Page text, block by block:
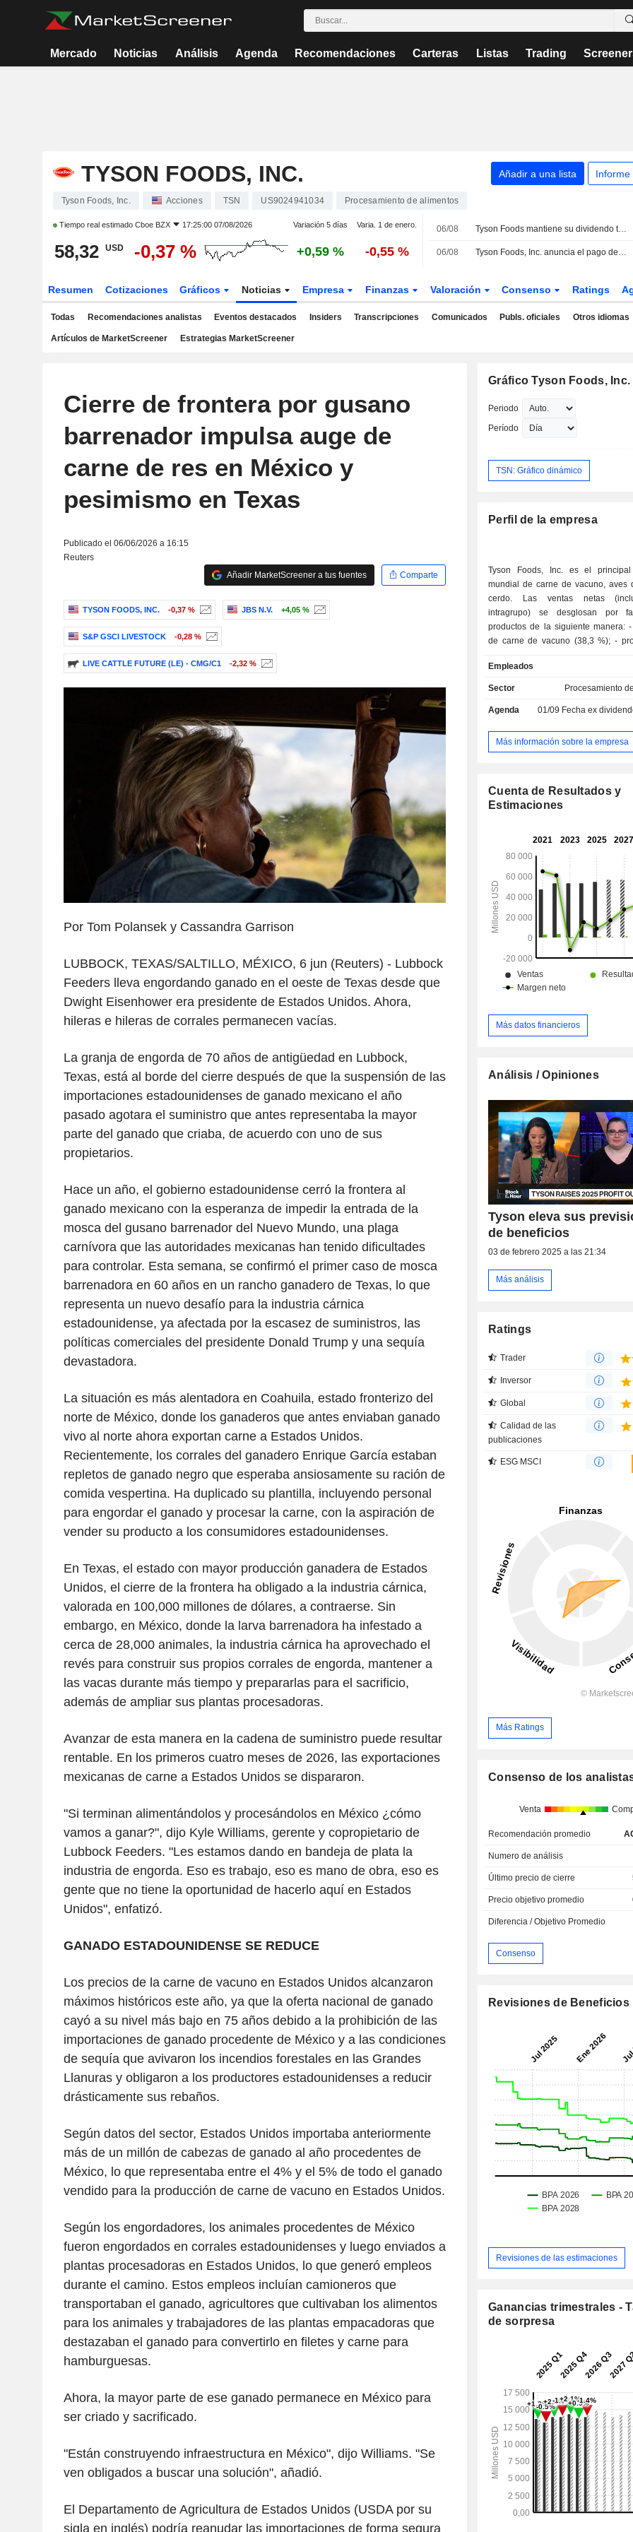
Mercado Noticias Análisis Agenda Recomendaciones Carteras Listas Trading
TYSON FOODS, INC. Añadir a una lista Informe
Tyson Foods, Inc. Acciones TSN US9024941034 Procesamiento de alimentos
Tiempo real estimado Cboe BZX 17:25:00 07/08/2026 Variación 5 días Varia. 1 de enero.
58,32 USD -0,37 % +0,59 % -0,55 %
06/08 Tyson Foods mantiene su dividendo trimestral en 0,51 USD por accion de clase A, pagadero el 15 de diciembre
06/08 Tyson Foods, Inc. anuncia el pago de dividendos trimestrales para sus acciones de Clase A y Clase B el 15 de diciembre de 2026
Resumen Cotizaciones Gráficos Noticias Empresa Finanzas Valoración Consenso Ratings
Todas Recomendaciones analistas Eventos destacados Insiders Transcripciones Comunicados Publs. oficiales Otros idiomas
Artículos de MarketScreener Estrategias MarketScreener
Cierre de frontera por gusano
barrenador impulsa auge de
carne de res en México y
pesimismo en Texas
Publicado el 06/06/2026 a 16:15
Reuters
Añadir MarketScreener a tus fuentes
Comparte
TYSON FOODS, INC. -0,37 % JBS N.V. +4,05 %
S&P GSCI LIVESTOCK -0,28 %
LIVE CATTLE FUTURE (LE) - CMG/C1 -2,32 %
Por Tom Polansek y Cassandra Garrison
LUBBOCK, TEXAS/SALTILLO, MÉXICO, 6 jun (Reuters) - Lubbock
Feeders lleva engordando ganado en el oeste de Texas desde que
Dwight Eisenhower era presidente de Estados Unidos. Ahora,
hileras e hileras de corrales permanecen vacías.
La granja de engorda de 70 años de antigüedad en Lubbock,
Texas, está al borde del cierre después de que la suspensión de las
importaciones estadounidenses de ganado mexicano el año
pasado agotara el suministro que antes representaba la mayor
parte del ganado que criaba, de acuerdo con uno de sus
propietarios.
Hace un año, el gobierno estadounidense cerró la frontera al
ganado mexicano con la esperanza de impedir la entrada de la
mosca del gusano barrenador del Nuevo Mundo, una plaga
carnívora que las autoridades mexicanas han tenido dificultades
para controlar. Esta semana, se confirmó el primer caso de mosca
barrenadora en 60 años en un rancho ganadero de Texas, lo que
representa un nuevo desafío para la industria cárnica
estadounidense, ya afectada por la escasez de suministros, las
políticas comerciales del presidente Donald Trump y una sequía
devastadora.
La situación es más alentadora en Coahuila, estado fronterizo del
norte de México, donde los ganaderos que antes enviaban ganado
vivo al norte ahora exportan carne a Estados Unidos.
Recientemente, los corrales del ganadero Enrique García estaban
repletos de ganado negro que esperaba ansiosamente su ración de
comida vespertina. Ha duplicado su plantilla, incluyendo personal
para engordar el ganado y procesar la carne, con la aspiración de
vender su producto a los consumidores estadounidenses.
En Texas, el estado con mayor producción ganadera de Estados
Unidos, el cierre de la frontera ha obligado a la industria cárnica,
valorada en 100,000 millones de dólares, a contraerse. Sin
embargo, en México, donde la larva barrenadora ha infestado a
cerca de 28,000 animales, la industria cárnica ha aprovechado el
revés para construir sus propios corrales de engorda, mantener a
las vacas durante más tiempo y prepararlas para el sacrificio,
además de ampliar sus plantas procesadoras.
Avanzar de esta manera en la cadena de suministro puede resultar
rentable. En los primeros cuatro meses de 2026, las exportaciones
mexicanas de carne a Estados Unidos se dispararon.
"Si terminan alimentándolos y procesándolos en México ¿cómo
vamos a ganar?", dijo Kyle Williams, gerente y copropietario de
Lubbock Feeders. "Les estamos dando en bandeja de plata la
industria de engorda. Eso es trabajo, eso es mano de obra, eso es
gente que no tiene la oportunidad de hacerlo aquí en Estados
Unidos", enfatizó.
GANADO ESTADOUNIDENSE SE REDUCE
Los precios de la carne de vacuno en Estados Unidos alcanzaron
máximos históricos este año, ya que la oferta nacional de ganado
cayó a su nivel más bajo en 75 años debido a la prohibición de las
importaciones de ganado procedente de México y a las condiciones
de sequía que avivaron los incendios forestales en las Grandes
Llanuras y obligaron a los productores estadounidenses a reducir
drásticamente sus rebaños.
Según datos del sector, Estados Unidos importaba anteriormente
más de un millón de cabezas de ganado al año procedentes de
México, lo que representaba entre el 4% y el 5% de todo el ganado
vendido para la producción de carne de vacuno en Estados Unidos.
Según los engordadores, los animales procedentes de México
fueron engordados en corrales estadounidenses y luego enviados a
plantas procesadoras en Estados Unidos, lo que generó empleos
durante el camino. Estos empleos incluían camioneros que
transportaban el ganado, agricultores que cultivaban los alimentos
para los animales y trabajadores de las plantas empacadoras que
destazaban el ganado para convertirlo en filetes y carne para
hamburguesas.
Ahora, la mayor parte de ese ganado permanece en México para
ser criado y sacrificado.
"Están construyendo infraestructura en México", dijo Williams. "Se
ven obligados a buscar una solución", añadió.
El Departamento de Agricultura de Estados Unidos (USDA por su
sigla en inglés) podría reanudar las importaciones de forma segura
Gráfico Tyson Foods, Inc.
Periodo
Período
TSN: Gráfico dinámico
Perfil de la empresa
Tyson Foods, Inc. es el principal
mundial de carne de vacuno, aves
cerdo. Las ventas netas
intragrupo) se desglosan por
productos de la siguiente manera: - productos
de carne de vacuno (38,3 %); - productos de
congelados (17,6 %): carnes
comidas precocinadas, pizzas,
ventas netas restantes (4,1 %)
Los productos se comercializan a
alimentación, tiendas de
Empleados
Sector Procesamiento
Agenda 01/09 Fecha ex dividendo -
Más información sobre la empresa
Cuenta de Resultados y
Estimaciones
Más datos financieros
Análisis / Opiniones
Tyson eleva sus
de beneficios
03 de febrero 2025 a las 21:34
Más análisis
Ratings
Trader
Inversor
Global
Calidad de las
publicaciones
ESG MSCI
Más Ratings
Consenso de los
Venta
Recomendación promedio
Numero de análisis
Último precio de cierre
Precio objetivo promedio
Diferencia / Objetivo Promedio
Consenso
Revisiones de Beneficios
Revisiones de las estimaciones
Ganancias trimestrales -
de sorpresa